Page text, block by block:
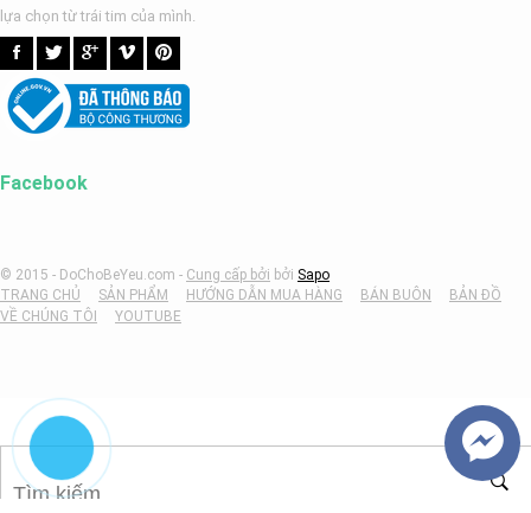
lựa chọn từ trái tim của mình.
Facebook
© 2015 - DoChoBeYeu.com - Cung cấp bởi bởi Sapo
TRANG CHỦ
SẢN PHẨM HƯỚNG DẪN MUA HÀNG BÁN BUÔN
BẢN ĐỒ
VỀ CHÚNG TÔI
YOUTUBE